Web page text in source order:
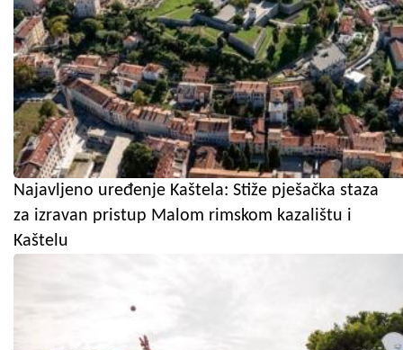
Najavljeno uređenje Kaštela: Stiže pješačka staza
za izravan pristup Malom rimskom kazalištu i
Kaštelu